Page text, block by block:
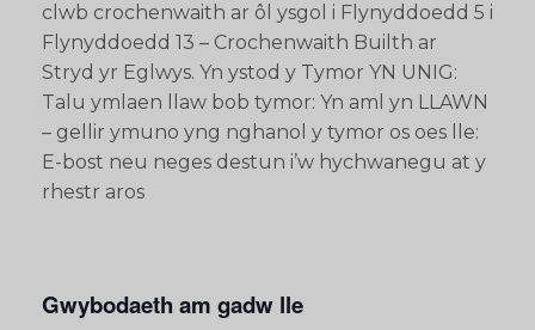
clwb crochenwaith ar ôl ysgol i Flynyddoedd 5 i
Flynyddoedd 13 – Crochenwaith Builth ar
Stryd yr Eglwys. Yn ystod y Tymor YN UNIG:
Talu ymlaen llaw bob tymor: Yn aml yn LLAWN
– gellir ymuno yng nghanol y tymor os oes lle:
E-bost neu neges destun i’w hychwanegu at y
rhestr aros
Gwybodaeth am gadw lle